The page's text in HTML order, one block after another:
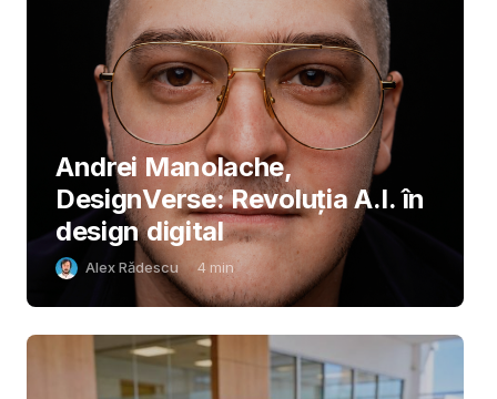
Andrei Manolache,
DesignVerse: Revoluția A.I. în
design digital
Alex Rădescu 4 min